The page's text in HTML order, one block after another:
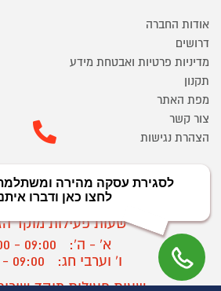
אודות החברה
דרושים
מדיניות פרטיות ואבטחת מידע
תקנון
מפת האתר
צור קשר
הצהרת נגישות
מוקד הזמנות
03-9545370
שעות פעילות מוקד
א' - ה':
09:00 - 18:00
ו' וערבי חג:
09:00 - 13:00
שעות פעילות מוקד